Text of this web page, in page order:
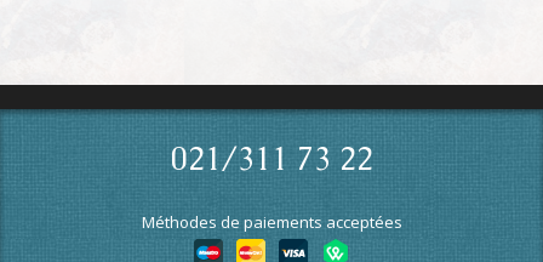
021/311 73 22
Méthodes de paiements acceptées